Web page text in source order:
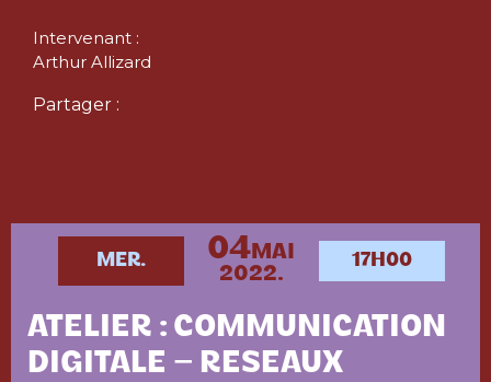
Intervenant :
Arthur Allizard
Partager :
MER. 04 MAI
2022.
17H00
ATELIER : COMMUNICATION
DIGITALE – RESEAUX